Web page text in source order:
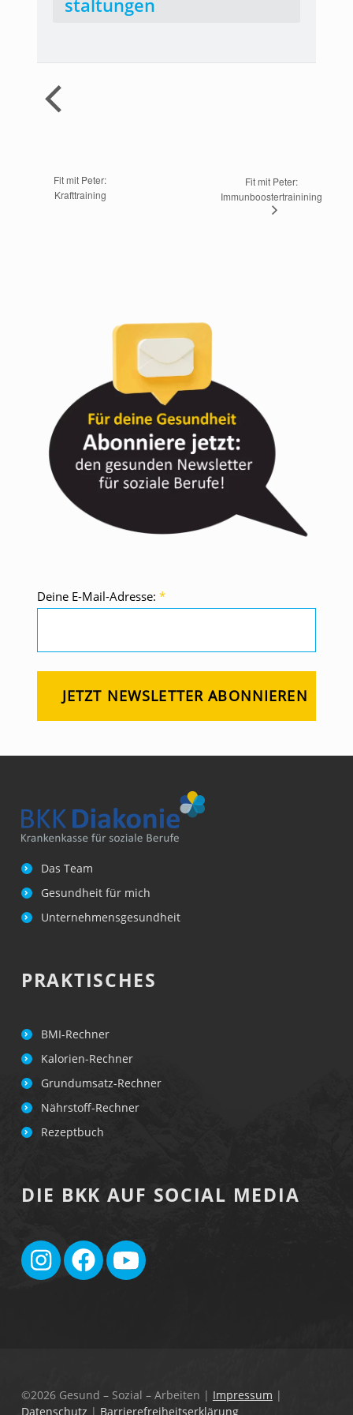
Krafttraining
Fit mit Peter:
Immunboostertrainining
Deine E-Mail-Adresse: *
Das Team
Gesundheit für mich
Unternehmensgesundheit
PRAKTISCHES
BMI-Rechner
Kalorien-Rechner
Grundumsatz-Rechner
Nährstoff-Rechner
Rezeptbuch
DIE BKK AUF SOCIAL MEDIA
©2026 Gesund – Sozial – Arbeiten | Impressum |
Datenschutz | Barrierefreiheitserklärung